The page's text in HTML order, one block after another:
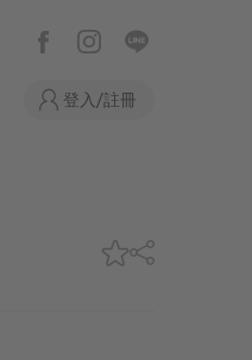
登入/註冊